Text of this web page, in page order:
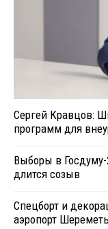
Сергей Кравцов:
программ для
Выборы в Госдуму-
длится созыв
Спецборт и
аэропорт